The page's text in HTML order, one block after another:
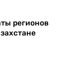
регионов